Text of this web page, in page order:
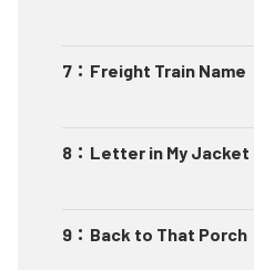
7 ： Freight Train Name
8 ： Letter in My Jacket
9 ： Back to That Porch